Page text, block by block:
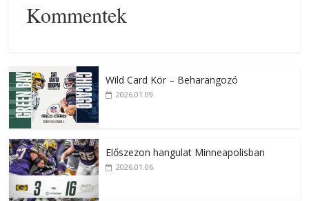
Kommentek
Wild Card Kör – Beharangozó
2026.01.09.
Előszezon hangulat Minneapolisban
2026.01.06.